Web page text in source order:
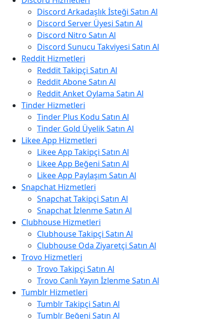
Discord Arkadaşlık İsteği Satın Al
Discord Server Üyesi Satın Al
Discord Nitro Satın Al
Discord Sunucu Takviyesi Satın Al
Reddit Hizmetleri
Reddit Takipçi Satın Al
Reddit Abone Satın Al
Reddit Anket Oylama Satın Al
Tinder Hizmetleri
Tinder Plus Kodu Satın Al
Tinder Gold Üyelik Satın Al
Likee App Hizmetleri
Likee App Takipçi Satın Al
Likee App Beğeni Satın Al
Likee App Paylaşım Satın Al
Snapchat Hizmetleri
Snapchat Takipçi Satın Al
Snapchat İzlenme Satın Al
Clubhouse Hizmetleri
Clubhouse Takipçi Satın Al
Clubhouse Oda Ziyaretçi Satın Al
Trovo Hizmetleri
Trovo Takipçi Satın Al
Trovo Canlı Yayın İzlenme Satın Al
Tumblr Hizmetleri
Tumblr Takipçi Satın Al
Tumblr Beğeni Satın Al